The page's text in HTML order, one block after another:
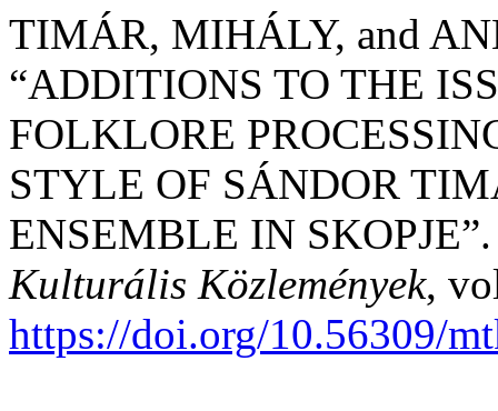
TIMÁR, MIHÁLY, and
“ADDITIONS TO THE
FOLKLORE
STYLE OF SÁNDOR
ENSEMBLE IN
Kulturális Közlemények,
https://doi.org/10.56309/